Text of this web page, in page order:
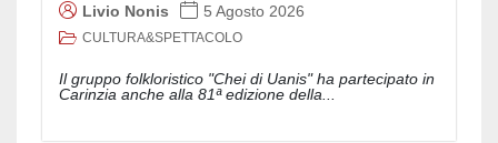
Livio Nonis 5 Agosto 2026
CULTURA&SPETTACOLO
Il gruppo folkloristico "Chei di Uanis" ha partecipato in
Carinzia anche alla 81ª edizione della...